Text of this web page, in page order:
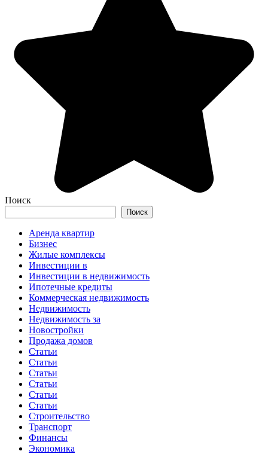
Поиск
Поиск
Аренда квартир
Бизнес
Жилые комплексы
Инвестиции в
Инвестиции в недвижимость
Ипотечные кредиты
Коммерческая недвижимость
Недвижимость
Недвижимость за
Новостройки
Продажа домов
Статьи
Статьи
Статьи
Статьи
Статьи
Статьи
Строительство
Транспорт
Финансы
Экономика